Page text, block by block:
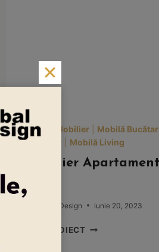
Design Mobilier| Mobilă
Dormitor| Mobilă Living
Mobilier
Global Design iunie 20, 2023
VEZI PROIECTMOBILIER